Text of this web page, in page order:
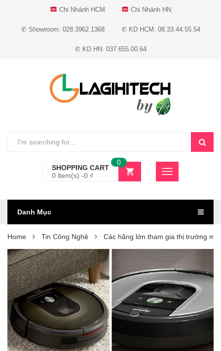
Chi Nhánh HCM Chi Nhánh HN
✆ Showroom: 028.3962.1368 ✆ KD HCM: 08.33.44.55.54
✆ KD HN: 037.655.00.64
SHOPPING CART
0 item(s) -0 ₫
0
Danh Mục
Home Tin Công Nghệ Các hãng lớn tham gia thị trường